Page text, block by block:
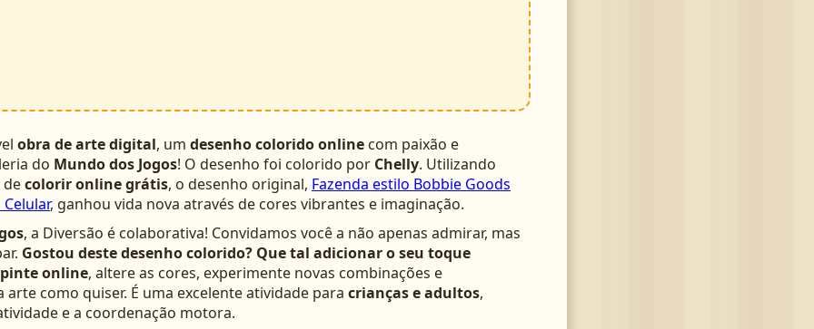
obra de arte digital, um desenho colorido online com paixão e
do Mundo dos Jogos! O desenho foi colorido por Chelly. Utilizando
colorir online grátis, o desenho original, Fazenda estilo Bobbie Goods
, ganhou vida nova através de cores vibrantes e imaginação.
, a Diversão é colaborativa! Convidamos você a não apenas admirar, mas
Gostou deste desenho colorido? Que tal adicionar o seu toque
pinte online, altere as cores, experimente novas combinações e
como quiser. É uma excelente atividade para crianças e adultos,
e a coordenação motora.